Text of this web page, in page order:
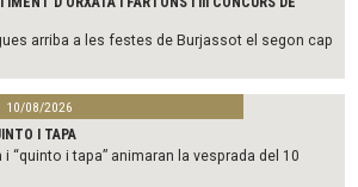
arriba a les festes de Burjassot el segon cap
10/08/2026
I TAPA
i “quinto i tapa” animaran la vesprada del 10